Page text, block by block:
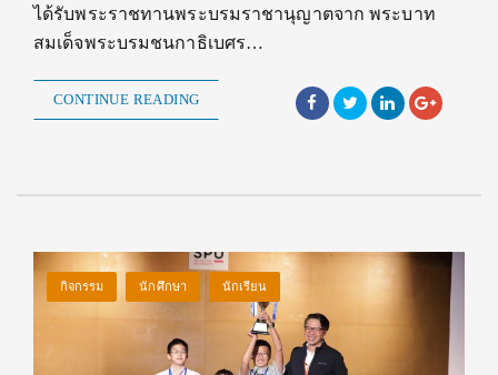
ได้รับพระราชทานพระบรมราชานุญาตจาก พระบาท
สมเด็จพระบรมชนกาธิเบศร…
CONTINUE READING
กิจกรรม นักศึกษา นักเรียน